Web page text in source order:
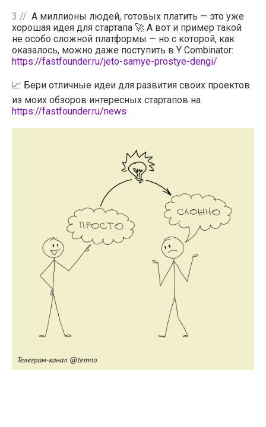
3
А миллионы людей, готовых платить — это уже
хорошая идея для стартапа 🚀 А вот и пример такой
не особо сложной платформы — но с которой, как
оказалось, можно даже поступить в Y Combinator:
https://fastfounder.ru/jeto-samye-prostye-dengi/
📈 Бери отличные идеи для развития своих проектов
из моих обзоров интересных стартапов на
https://fastfounder.ru/news